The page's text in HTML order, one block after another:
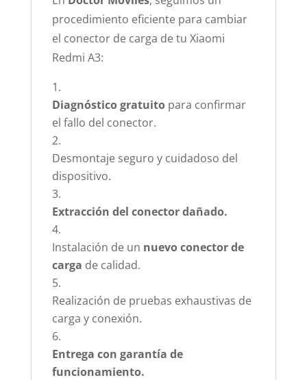
procedimiento eficiente para cambiar
el conector de carga de tu Xiaomi
Redmi A3:
Diagnóstico gratuitopara confirmar
el fallo del conector.
Desmontaje seguro y cuidadoso del
dispositivo.
Extracción del conector dañado.
Instalación de un nuevo conector de
carga de calidad.
Realización de pruebas exhaustivas de
carga y conexión.
Entrega con garantía de
funcionamiento.